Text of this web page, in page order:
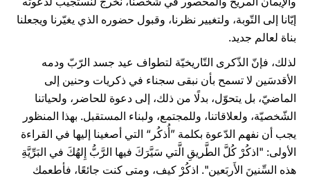
إيّانا إلى التّوبة، ولتغيير نظرنا، وقبول حضوره الذي يغيّرنا ويجعلنا
بناة لعالم جديد.
لذلك، فإنّ الذّكرى التّاريخيّة لتطواف عيد جسد الرّبّ ودمه
الأقدسَين لا تسمح بأن نبقى سجناء في ذكريات وحنين إلى
الماضيّ، بل يتحوّل، بدلًا من ذلك، إلى دعوة للحاضر، ولحياتنا
الشّخصيّة، ولعلاقاتنا، وللمجتمع، ولبناء المستقبل. بهذا المنظور
يجب أن نفهم الدّعوة بكلمة ”أُذكُر“ التي أصغينا إليها في القراءة
الأولى: "اذكُرْ كُلَّ الطَّريقِ الَّتي سَيَّرَكَ فيها الرَّبُّ إِلهُكَ في البَرِّيَّةِ
هذه السِّنينَ الأَربَعين". اذكُرْ كيف، ومتى كنت جائعًا، فأطعمك